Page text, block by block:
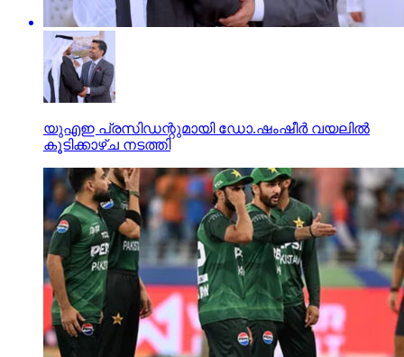
യുഎഇ പ്രസിഡന്റുമായി ഡോ.ഷംഷീർ വയലിൽ
കൂടിക്കാഴ്ച നടത്തി